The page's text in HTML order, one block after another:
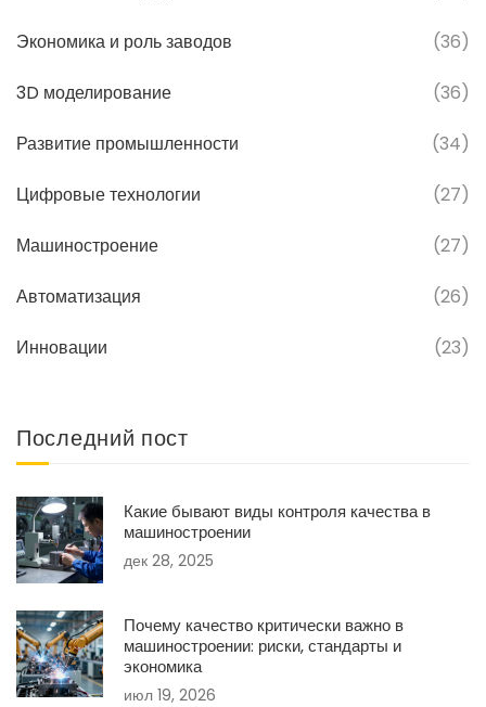
Экономика и роль заводов (36)
3D моделирование (36)
Развитие промышленности (34)
Цифровые технологии (27)
Машиностроение (27)
Автоматизация (26)
Инновации (23)
Последний пост
Какие бывают виды контроля качества в
машиностроении
дек 28, 2025
Почему качество критически важно в
машиностроении: риски, стандарты и
экономика
июл 19, 2026